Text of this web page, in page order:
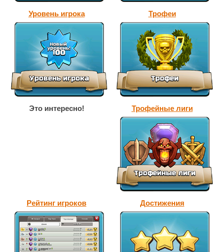
Уровень игрока Трофеи
Это интересно! Трофейные лиги
Рейтинг игроков Достижения